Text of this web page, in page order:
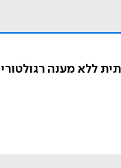
ללא מענה רגולטורי